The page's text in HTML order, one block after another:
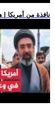
.. نافذة من